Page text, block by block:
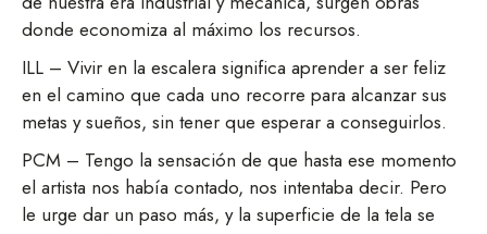
donde economiza al máximo los recursos.
ILL – Vivir en la escalera significa aprender a ser feliz
en el camino que cada uno recorre para alcanzar sus
metas y sueños, sin tener que esperar a conseguirlos.
PCM – Tengo la sensación de que hasta ese momento
el artista nos había contado, nos intentaba decir. Pero
le urge dar un paso más, y la superficie de la tela se